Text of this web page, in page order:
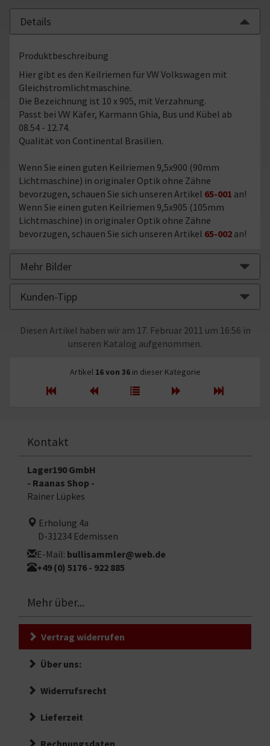
Details
Produktbeschreibung
Hier gibt es den Keilriemen für VW Volkswagen mit
Gleichstromlichtmaschine.
Die Bezeichnung ist 10 x 905, mit Verzahnung.
Passt bei VW Käfer, Karmann Ghia, Bus und Kübel ab
08.54 - 12.74.
Qualität von Continental Brasilien.
Wenn Sie einen guten Keilriemen 9,5x900 (90mm
Lichtmaschine) in originaler Optik ohne Zähne
bevorzugen, schauen Sie sich unseren Artikel 65-001 an!
Wenn Sie einen guten Keilriemen 9,5x905 (105mm
Lichtmaschine) in originaler Optik ohne Zähne
bevorzugen, schauen Sie sich unseren Artikel 65-002 an!
Mehr Bilder
Kunden-Tipp
Diesen Artikel haben wir am 17. Februar 2011 um 16:56 in
unseren Katalog aufgenommen.
Artikel 16 von 36in dieser Kategorie
Kontakt
Lager190 GmbH
- Raanas Shop -
Rainer Lüpkes
Erholung 4a
D-31234 Edemissen
E-Mail: bullisammler@web.de
+49 (0) 5176 - 922 885
Mehr über...
Vertrag widerrufen
Über uns:
Widerrufsrecht
Lieferzeit
Rechnungsdaten